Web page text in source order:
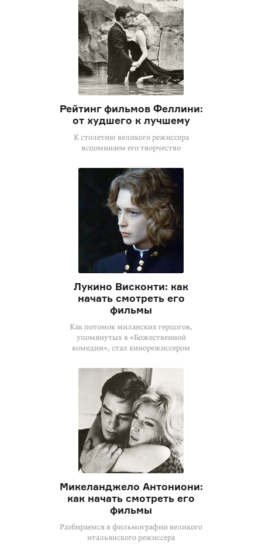
Рейтинг фильмов Феллини:
от худшего к лучшему
К столетию великого режиссера
вспоминаем его творчество
Лукино Висконти: как
начать смотреть его
фильмы
Как потомок миланских герцогов,
упомянутых в «Божественной
комедии», стал кинорежиссером
Микеланджело Антониони:
как начать смотреть его
фильмы
Разбираемся в фильмографии великого
итальянского режиссера